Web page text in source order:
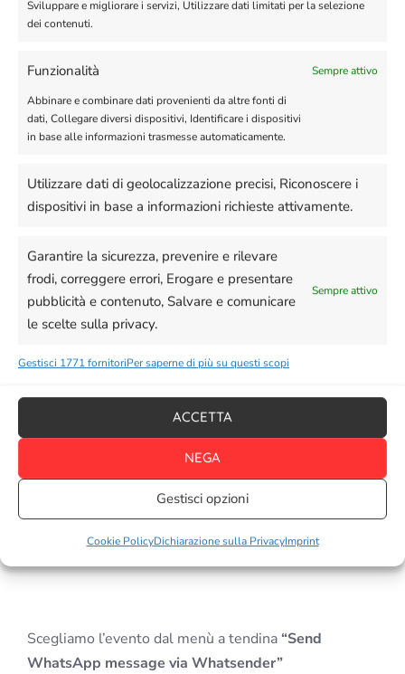
Sviluppare e migliorare i servizi, Utilizzare dati limitati per la selezione
dei contenuti.
Funzionalità Sempre attivo
Abbinare e combinare dati provenienti da altre fonti di
dati, Collegare diversi dispositivi, Identificare i dispositivi
in base alle informazioni trasmesse automaticamente.
Utilizzare dati di geolocalizzazione precisi, Riconoscere i
dispositivi in base a informazioni richieste attivamente.
Garantire la sicurezza, prevenire e rilevare
frodi, correggere errori, Erogare e presentare
pubblicità e contenuto, Salvare e comunicare
le scelte sulla privacy.
Sempre attivo
Gestisci 1771 fornitoriPer saperne di più su questi scopi
ACCETTA
NEGA
Gestisci opzioni
Cookie PolicyDichiarazione sulla PrivacyImprint
Scegliamo l’evento dal menù a tendina “Send
WhatsApp message via Whatsender”